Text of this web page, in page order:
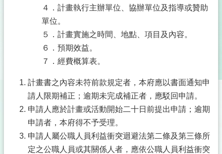
４．計畫執行主辦單位、協辦單位及指導或贊助
單位。
５．計畫實施之時間、地點、項目及內容。
６．預期效益。
７．經費概算表。
計畫書之內容未符前款規定者，本府應以書面通知申
請人限期補正；逾期未完成補正者，應駁回申請。
申請人應於計畫或活動開始二十日前提出申請；逾期
申請者，本府得不予受理。
申請人屬公職人員利益衝突迴避法第二條及第三條所
定之公職人員或其關係人者，應依公職人員利益衝突